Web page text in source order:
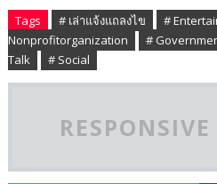
Tags # เล่าแจ้งแถลงไข #
Nonprofitorganization
#
Talk
# Social